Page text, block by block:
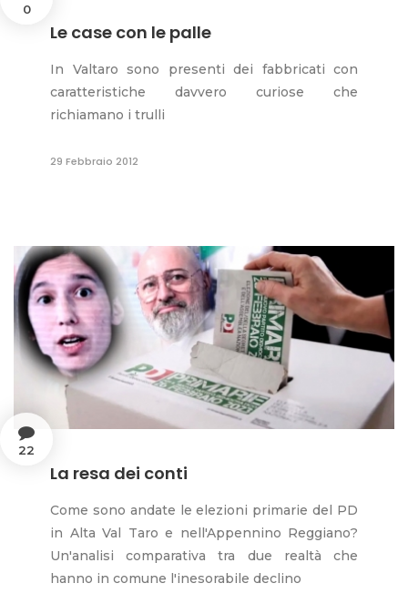
0
Le case con le palle
In Valtaro sono presenti dei fabbricati con
caratteristiche davvero curiose che
richiamano i trulli
29 Febbraio 2012
22
La resa dei conti
Come sono andate le elezioni primarie del PD
in Alta Val Taro e nell'Appennino Reggiano?
Un'analisi comparativa tra due realtà che
hanno in comune l'inesorabile declino